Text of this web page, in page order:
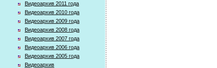
Видеоархив 2011 года
Видеоархив 2010 года
Видеоархив 2009 года
Видеоархив 2008 года
Видеоархив 2007 года
Видеоархив 2006 года
Видеоархив 2005 года
Видеоархив